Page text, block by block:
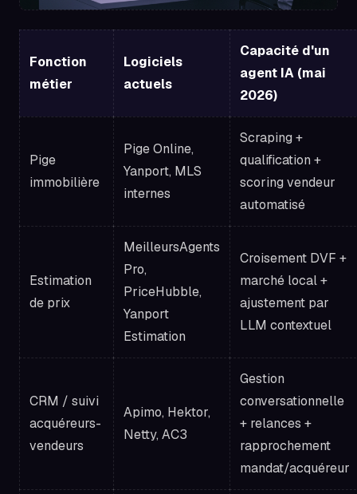
Fonction
métier
Logiciels
actuels
Capacité d'un
agent IA (mai
2026)
Pige
immobilière
Pige Online,
Yanport, MLS
internes
Scraping +
qualification +
scoring vendeur
automatisé
Estimation
de prix
MeilleursAgents
Pro,
PriceHubble,
Yanport
Estimation
Croisement DVF +
marché local +
ajustement par
LLM contextuel
CRM / suivi
acquéreurs-
vendeurs
Apimo, Hektor,
Netty, AC3
Gestion
conversationnelle
+ relances +
rapprochement
mandat/acquéreur